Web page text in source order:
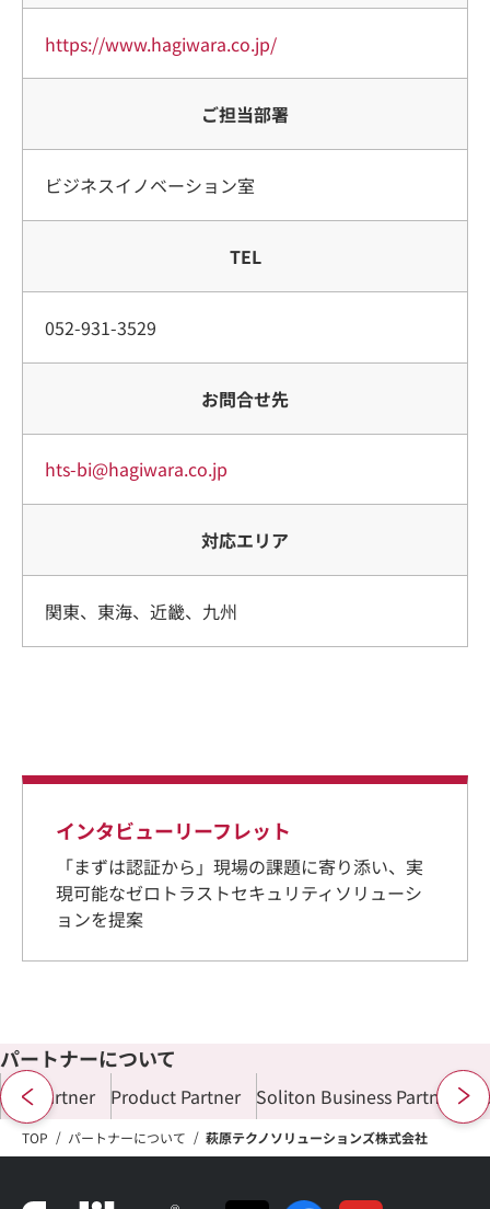
https://www.hagiwara.co.jp/
ご担当部署
ビジネスイノベーション室
TEL
052-931-3529
お問合せ先
hts-bi@hagiwara.co.jp
対応エリア
関東、東海、近畿、九州
インタビューリーフレット
「まずは認証から」現場の課題に寄り添い、実
現可能なゼロトラストセキュリティソリューシ
ョンを提案
パートナーについて
ALL Partner Product Partner Soliton Business Partner
TOP パートナーについて 萩原テクノソリューションズ株式会社